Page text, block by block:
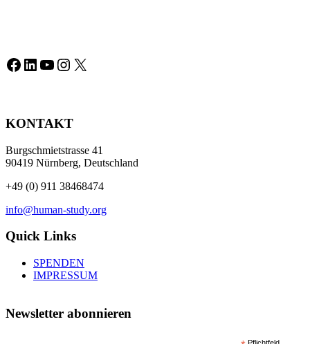
Facebook
LinkedIn
YouTube
Instagram
X
KONTAKT
Burgschmietstrasse 41
90419 Nürnberg, Deutschland
+49 (0) 911 38468474
info@human-study.org
Quick Links
SPENDEN
IMPRESSUM
Newsletter abonnieren